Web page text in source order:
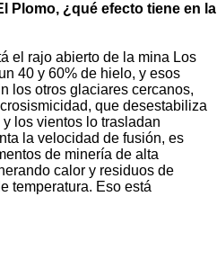
Plomo, ¿qué efecto tiene en la
el rajo abierto de la mina Los
40 y 60% de hielo, y esos
los otros glaciares cercanos,
que desestabiliza
los vientos lo trasladan
la velocidad de fusión, es
de minería de alta
calor y residuos de
temperatura. Eso está